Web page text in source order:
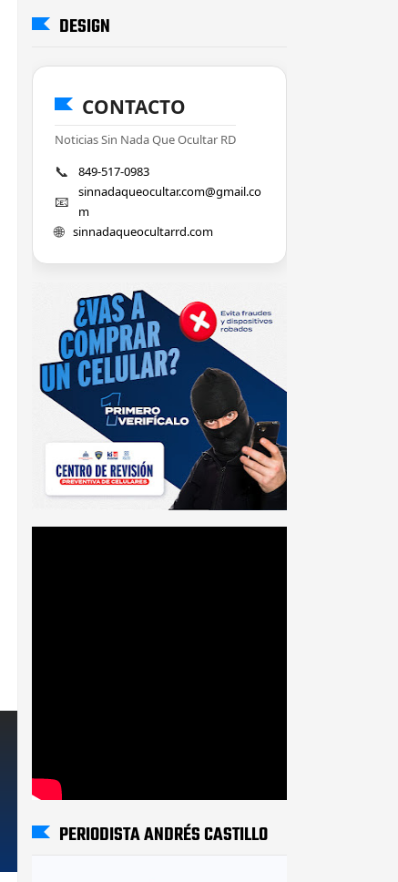
DESIGN
CONTACTO
Noticias Sin Nada Que Ocultar RD
📞 849-517-0983
📧
sinnadaqueocultar.com@gmail.co
m
🌐 sinnadaqueocultarrd.com
PERIODISTA ANDRÉS CASTILLO